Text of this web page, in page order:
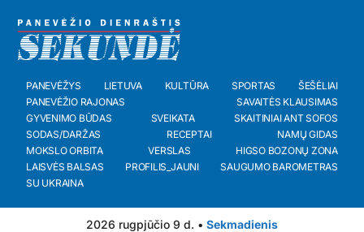
PANEVĖŽYS LIETUVA KULTŪRA SPORTAS
ŠEŠĖLIAI
PANEVĖŽIO RAJONAS
SAVAITĖS KLAUSIMAS
GYVENIMO BŪDAS
SVEIKATA
SKAITINIAI ANT SOFOS
SODAS/DARŽAS
RECEPTAI
NAMŲ GIDAS
MOKSLO ORBITA
VERSLAS
HIGSO BOZONŲ ZONA
LAISVĖS BALSAS
PROFILIS_JAUNI
SAUGUMO BAROMETRAS
SU UKRAINA
2026 rugpjūčio 9 d. • Sekmadienis